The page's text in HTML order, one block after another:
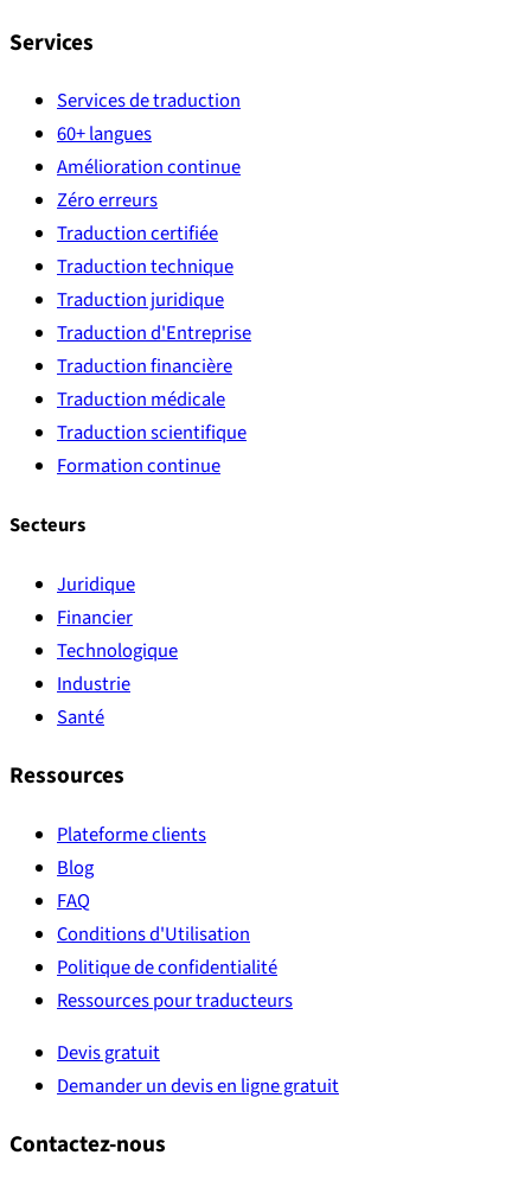
Services
Services de traduction
60+ langues
Amélioration continue
Zéro erreurs
Traduction certifiée
Traduction technique
Traduction juridique
Traduction d'Entreprise
Traduction financière
Traduction médicale
Traduction scientifique
Formation continue
Secteurs
Juridique
Financier
Technologique
Industrie
Santé
Ressources
Plateforme clients
Blog
FAQ
Conditions d'Utilisation
Politique de confidentialité
Ressources pour traducteurs
Devis gratuit
Demander un devis en ligne gratuit
Contactez-nous